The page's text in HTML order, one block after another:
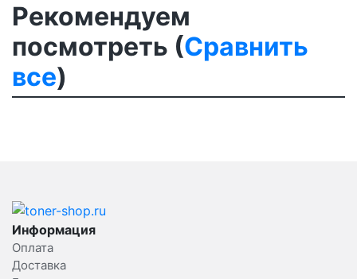
Рекомендуем
посмотреть (Сравнить
все)
Информация
Оплата
Доставка